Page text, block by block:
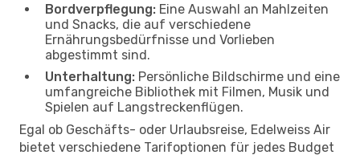
Bordverpflegung: Eine Auswahl an Mahlzeiten
und Snacks, die auf verschiedene
Ernährungsbedürfnisse und Vorlieben
abgestimmt sind.
Unterhaltung: Persönliche Bildschirme und eine
umfangreiche Bibliothek mit Filmen, Musik und
Spielen auf Langstreckenflügen.
Egal ob Geschäfts- oder Urlaubsreise, Edelweiss Air
bietet verschiedene Tarifoptionen für jedes Budget